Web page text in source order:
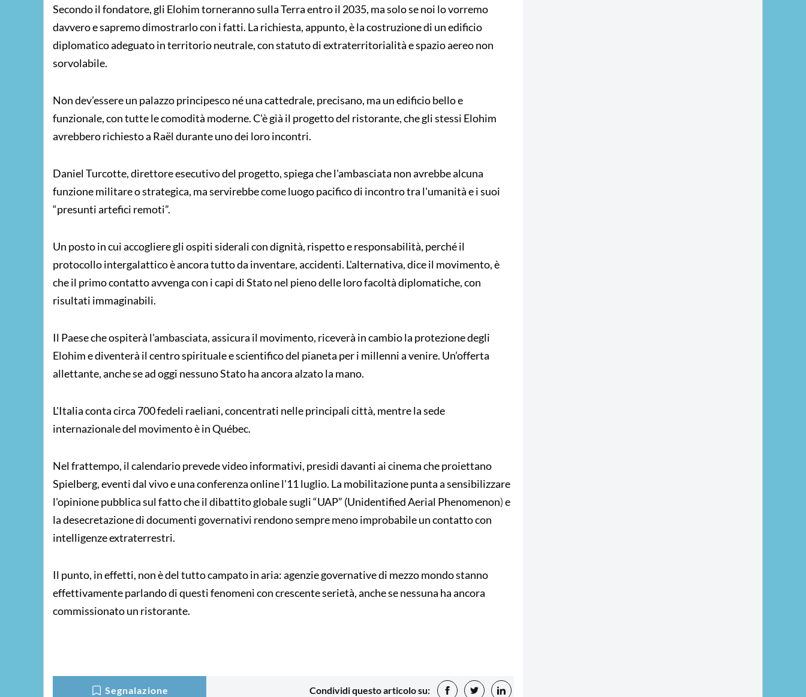
Secondo il fondatore, gli Elohim torneranno sulla Terra entro il 2035, ma solo se noi lo vorremo
davvero e sapremo dimostrarlo con i fatti. La richiesta, appunto, è la costruzione di un edificio
diplomatico adeguato in territorio neutrale, con statuto di extraterritorialità e spazio aereo non
sorvolabile.
Non dev’essere un palazzo principesco né una cattedrale, precisano, ma un edificio bello e
funzionale, con tutte le comodità moderne. C'è già il progetto del ristorante, che gli stessi Elohim
avrebbero richiesto a Raël durante uno dei loro incontri.
Daniel Turcotte, direttore esecutivo del progetto, spiega che l'ambasciata non avrebbe alcuna
funzione militare o strategica, ma servirebbe come luogo pacifico di incontro tra l'umanità e i suoi
“presunti artefici remoti”.
Un posto in cui accogliere gli ospiti siderali con dignità, rispetto e responsabilità, perché il
protocollo intergalattico è ancora tutto da inventare, accidenti. L'alternativa, dice il movimento, è
che il primo contatto avvenga con i capi di Stato nel pieno delle loro facoltà diplomatiche, con
risultati immaginabili.
Il Paese che ospiterà l'ambasciata, assicura il movimento, riceverà in cambio la protezione degli
Elohim e diventerà il centro spirituale e scientifico del pianeta per i millenni a venire. Un’offerta
allettante, anche se ad oggi nessuno Stato ha ancora alzato la mano.
L'Italia conta circa 700 fedeli raeliani, concentrati nelle principali città, mentre la sede
internazionale del movimento è in Québec.
Nel frattempo, il calendario prevede video informativi, presidi davanti ai cinema che proiettano
Spielberg, eventi dal vivo e una conferenza online l'11 luglio. La mobilitazione punta a sensibilizzare
l'opinione pubblica sul fatto che il dibattito globale sugli “UAP” (Unidentified Aerial Phenomenon)e
la desecretazione di documenti governativi rendono sempre meno improbabile un contatto con
intelligenze extraterrestri.
Il punto, in effetti, non è del tutto campato in aria: agenzie governative di mezzo mondo stanno
effettivamente parlando di questi fenomeni con crescente serietà, anche se nessuna ha ancora
commissionato un ristorante.
Segnalazione Condividi questo articolo su: